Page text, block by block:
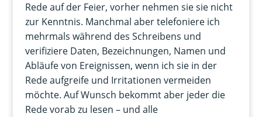
Rede auf der Feier, vorher nehmen sie sie nicht
zur Kenntnis. Manchmal aber telefoniere ich
mehrmals während des Schreibens und
verifiziere Daten, Bezeichnungen, Namen und
Abläufe von Ereignissen, wenn ich sie in der
Rede aufgreife und Irritationen vermeiden
möchte. Auf Wunsch bekommt aber jeder die
Rede vorab zu lesen – und alle